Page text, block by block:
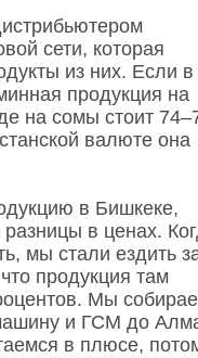
сети, которая
из них. Если в
продукция на
на сомы стоит
валюте она
в Бишкеке,
в ценах.
мы стали ездить
продукция там
Мы
и ГСМ до
в плюсе,